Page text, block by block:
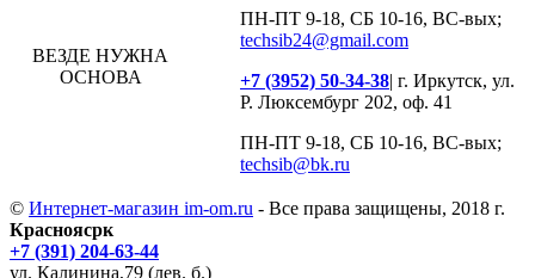
ВЕЗДЕ НУЖНА
ОСНОВА
ПН-ПТ 9-18, СБ 10-16, ВС-вых;
techsib24@gmail.com
+7 (3952) 50-34-38| г. Иркутск, ул.
Р. Люксембург 202, оф. 41
ПН-ПТ 9-18, СБ 10-16, ВС-вых;
techsib@bk.ru
© Интернет-магазин im-om.ru - Все права защищены, 2018 г.
Красноясрк
+7 (391) 204-63-44
ул. Калинина,79 (лев. б.)